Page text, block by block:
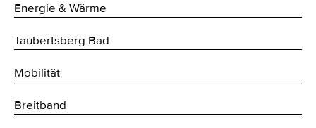
Energie & Wärme
Taubertsberg Bad
Mobilität
Breitband